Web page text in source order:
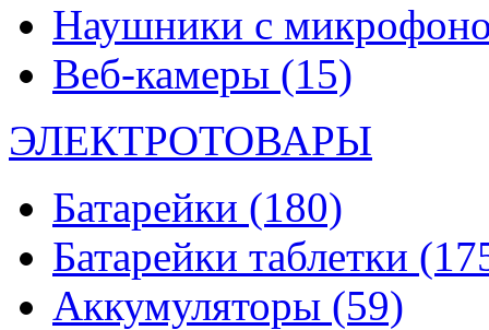
Наушники с
Веб-камеры (15)
ЭЛЕКТРОТОВАРЫ
Батарейки (180)
Батарейки таблетки
Аккумуляторы (59)